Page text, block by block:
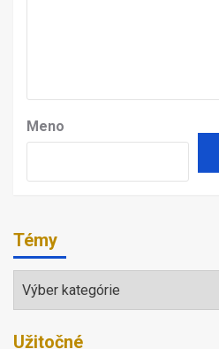
Meno
Témy
Témy
Užitočné